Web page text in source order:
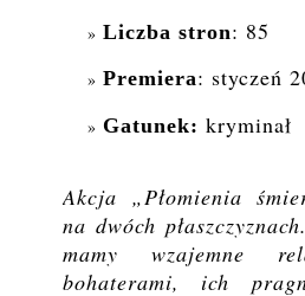
Liczba stron: 85
Premiera: styczeń
Gatunek: kryminał
Akcja „Płomienia
na dwóch
mamy wzajemne
bohaterami, ich